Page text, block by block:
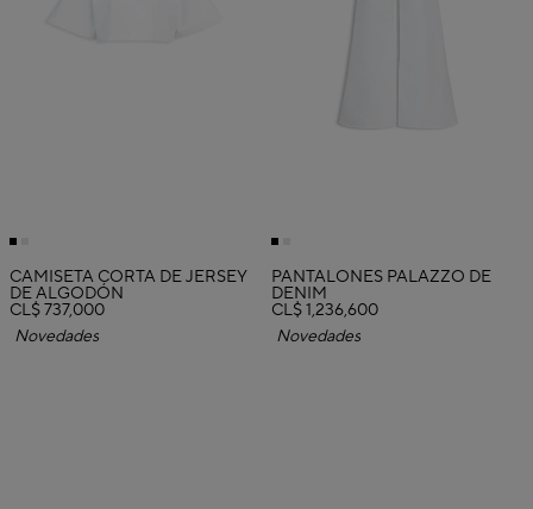
CAMISETA CORTA DE JERSEY
DE ALGODÓN
CL$ 737,000
Novedades
PANTALONES PALAZZO DE
DENIM
CL$ 1,236,600
Novedades